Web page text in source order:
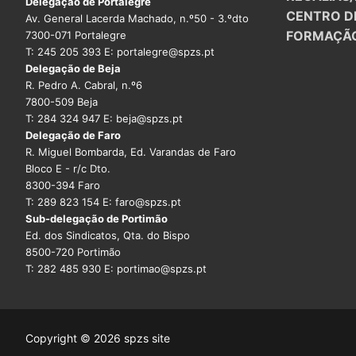
Av. General Lacerda Machado, n.º50 - 3.ºdto
7300-071 Portalegre
T: 245 205 393 E: portalegre@spzs.pt
Delegação de Beja
R. Pedro A. Cabral, n.º6
7800-509 Beja
T: 284 324 947 E: beja@spzs.pt
Delegação de Faro
R. Miguel Bombarda, Ed. Varandas de Faro
Bloco E - r/c Dto.
8300-394 Faro
T: 289 823 154 E: faro@spzs.pt
Sub-delegação de Portimão
Ed. dos Sindicatos, Qta. do Bispo
8500-720 Portimão
T: 282 485 930 E: portimao@spzs.pt
CENTRO
Copyright © 2026 spzs site